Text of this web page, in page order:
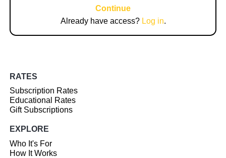
Continue
Already have access? Log in.
RATES
Subscription Rates
Educational Rates
Gift Subscriptions
EXPLORE
Who It's For
How It Works